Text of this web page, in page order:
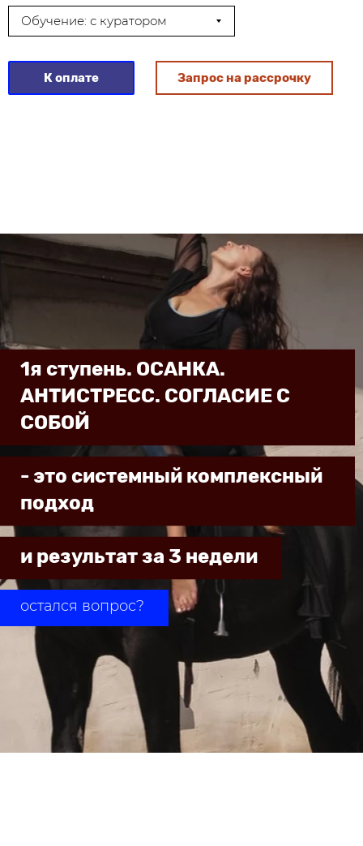
Обучение: с куратором
К оплате Запрос на рассрочку
1я ступень. ОСАНКА.
АНТИСТРЕСС. СОГЛАСИЕ С
СОБОЙ
- это системный комплексный
подход
и результат за 3 недели
остался вопрос?